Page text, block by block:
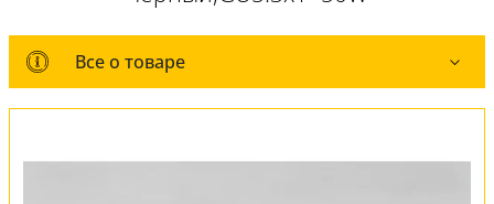
Все о товаре
Все о товаре
Комплект лампочек